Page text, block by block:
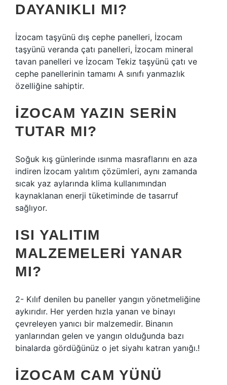
DAYANIKLI MI?
İzocam taşyünü dış cephe panelleri, İzocam
taşyünü veranda çatı panelleri, İzocam mineral
tavan panelleri ve İzocam Tekiz taşyünü çatı ve
cephe panellerinin tamamı A sınıfı yanmazlık
özelliğine sahiptir.
İZOCAM YAZIN SERIN
TUTAR MI?
Soğuk kış günlerinde ısınma masraflarını en aza
indiren İzocam yalıtım çözümleri, aynı zamanda
sıcak yaz aylarında klima kullanımından
kaynaklanan enerji tüketiminde de tasarruf
sağlıyor.
ISI YALITIM
MALZEMELERI YANAR
MI?
2- Kılıf denilen bu paneller yangın yönetmeliğine
aykırıdır. Her yerden hızla yanan ve binayı
çevreleyen yanıcı bir malzemedir. Binanın
yanlarından gelen ve yangın olduğunda bazı
binalarda gördüğünüz o jet siyahı katran yanığı.!
İZOCAM CAM YÜNÜ